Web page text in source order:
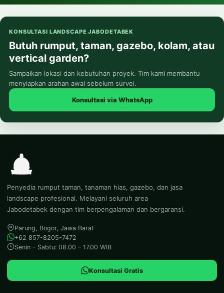
KONSULTASI LANDSCAPE JABODETABEK
Butuh rumput, taman, gazebo, kolam, atau
vertical garden?
Sampaikan lokasi dan kebutuhan proyek. Tim kami membantu
menyiapkan arahan awal sebelum survei.
Konsultasi via WhatsApp
Penyedia rumput taman, tanaman hias, gazebo, dan jasa
landscape profesional. Melayani seluruh area
Jabodetabek dengan tim berpengalaman dan bergaransi.
Parung, Bogor, Jawa Barat
+62 857-8205-7472
Senin – Sabtu: 08.00 – 17.00 WIB
Konsultasi Gratis